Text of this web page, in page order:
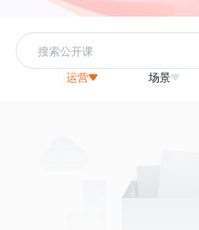
运营 场景